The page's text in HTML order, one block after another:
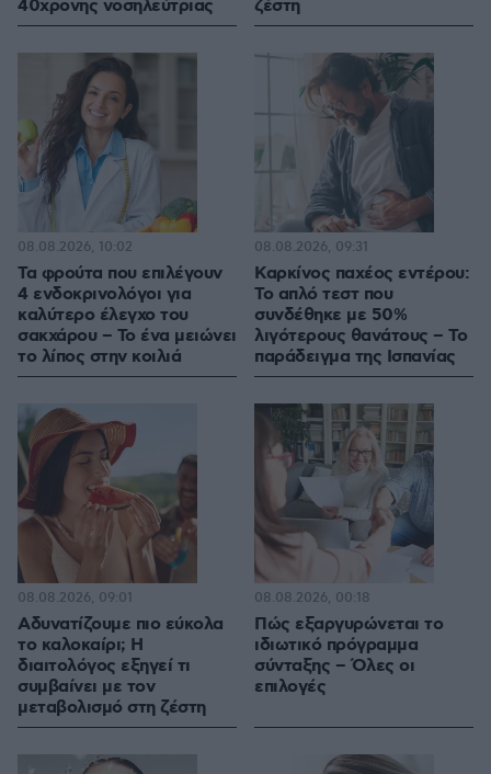
40χρονης νοσηλεύτριας
ζέστη
Τα φρούτα που επιλέγουν
4 ενδοκρινολόγοι για
καλύτερο έλεγχο του
σακχάρου – Το ένα μειώνει
το λίπος στην κοιλιά
08.08.2026, 10:02
Καρκίνος παχέος εντέρου:
Το απλό τεστ που
συνδέθηκε με 50%
λιγότερους θανάτους – Το
παράδειγμα της Ισπανίας
08.08.2026, 09:31
Αδυνατίζουμε πιο εύκολα
το καλοκαίρι; Η
διαιτολόγος εξηγεί τι
συμβαίνει με τον
μεταβολισμό στη ζέστη
08.08.2026, 09:01
Πώς εξαργυρώνεται το
ιδιωτικό πρόγραμμα
σύνταξης – Όλες οι
επιλογές
08.08.2026, 00:18